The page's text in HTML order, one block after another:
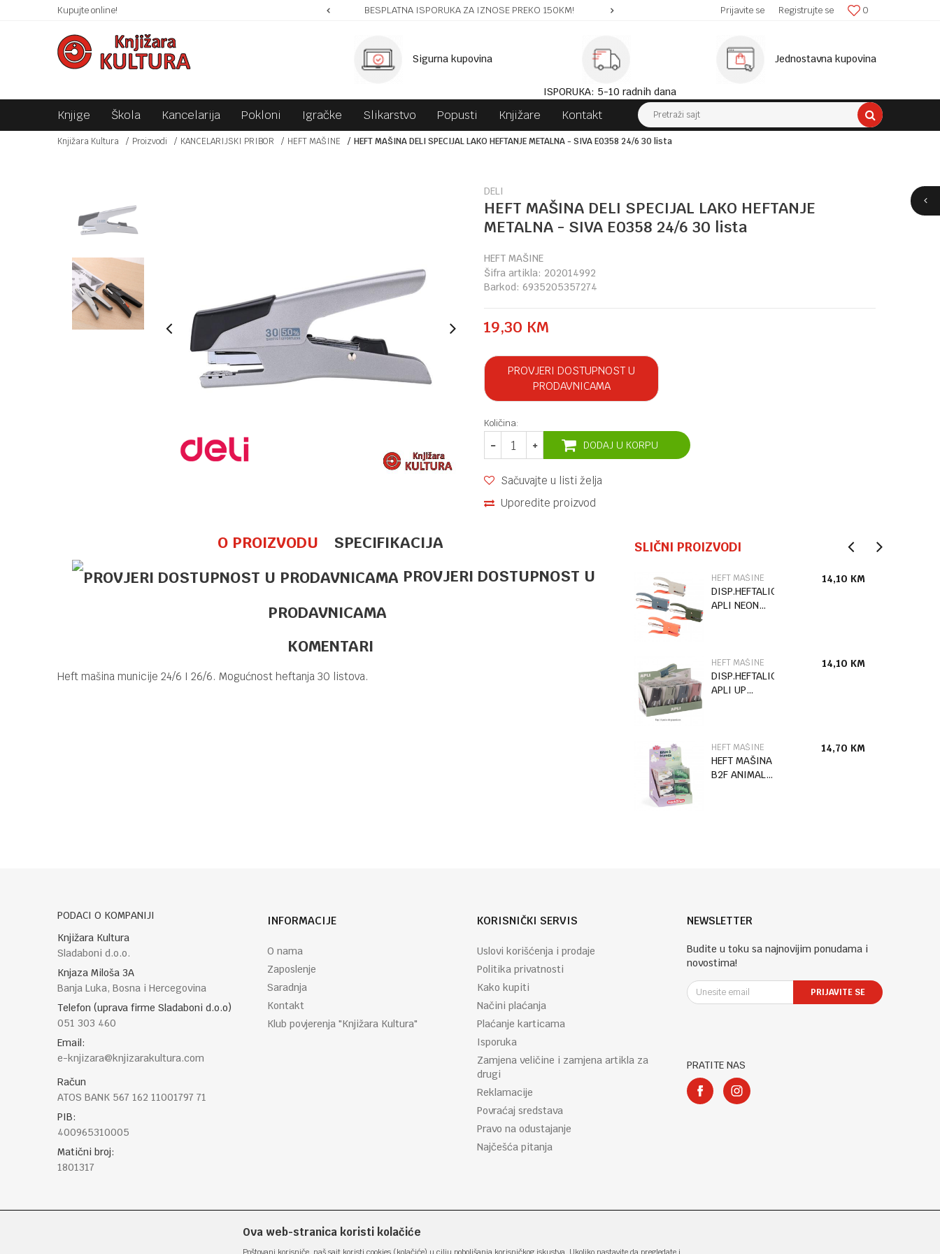
Kupujte online!SIGURNO PLAĆANJE PLATNIM KARTICAMA! BESPLATNA ISPORUKA ZA IZNOSE PREKO 150KM! SIGURNA ISPORUKA! 0
Prijavite se Registrujte se
Sigurna kupovina
ISPORUKA: 5-10 radnih dana
Jednostavna kupovina
Knjige Škola Kancelarija Pokloni Igračke Slikarstvo Popusti Knjižare Kontakt Pretraži sajt
Knjižara Kultura Proizvodi KANCELARIJSKI PRIBOR HEFT MAŠINE HEFT MAŠINA DELI SPECIJAL LAKO HEFTANJE METALNA - SIVA E0358 24/6 30 lista
DELI
HEFT MAŠINA DELI SPECIJAL LAKO HEFTANJE
METALNA - SIVA E0358 24/6 30 lista
HEFT MAŠINE
Šifra artikla: 202014992
Barkod: 6935205357274
19,30 KM
PROVJERI DOSTUPNOST U
PRODAVNICAMA
Količina:
DODAJ U KORPU
Sačuvajte u listi želja
Uporedite proizvod
O PROIZVODU
SPECIFIKACIJA
PROVJERI DOSTUPNOST U
PRODAVNICAMA
KOMENTARI
Heft mašina municije 24/6 I 26/6. Mogućnost heftanja 30 listova.
SLIČNI PROIZVODI
HEFT MAŠINE 22,90 HEFT MAŠINE
DISP.HEFTALICA
APLI NEON
14,10 KM
HEFT MAŠINE
DISP.HEFTALICA
APLI UP
14,10 KM
HEFT MAŠINE
HEFT MAŠINA
B2F ANIMAL
14,70 KM
PODACI O KOMPANIJI
Knjižara Kultura
Sladaboni d.o.o.
Knjaza Miloša 3A
Banja Luka, Bosna i Hercegovina
Telefon (uprava firme Sladaboni d.o.o)
051 303 460
Email:
e-knjizara@knjizarakultura.com
Račun
ATOS BANK 567 162 11001797 71
PIB:
400965310005
Matični broj:
1801317
INFORMACIJE
O nama
Zaposlenje
Saradnja
Kontakt
Klub povjerenja "Knjižara Kultura"
KORISNIČKI SERVIS
Uslovi korišćenja i prodaje
Politika privatnosti
Kako kupiti
Načini plaćanja
Plaćanje karticama
Isporuka
Zamjena veličine i zamjena artikla za
drugi
Reklamacije
Povraćaj sredstava
Pravo na odustajanje
Najčešća pitanja
NEWSLETTER
Budite u toku sa najnovijim ponudama i
novostima!
PRIJAVITE SE
PRATITE NAS
Ova web-stranica koristi kolačiće
Poštovani korisniče, naš sajt koristi cookies (kolačiće) u cilju poboljšanja korisničkog iskustva. Ukoliko nastavite da pregledate i